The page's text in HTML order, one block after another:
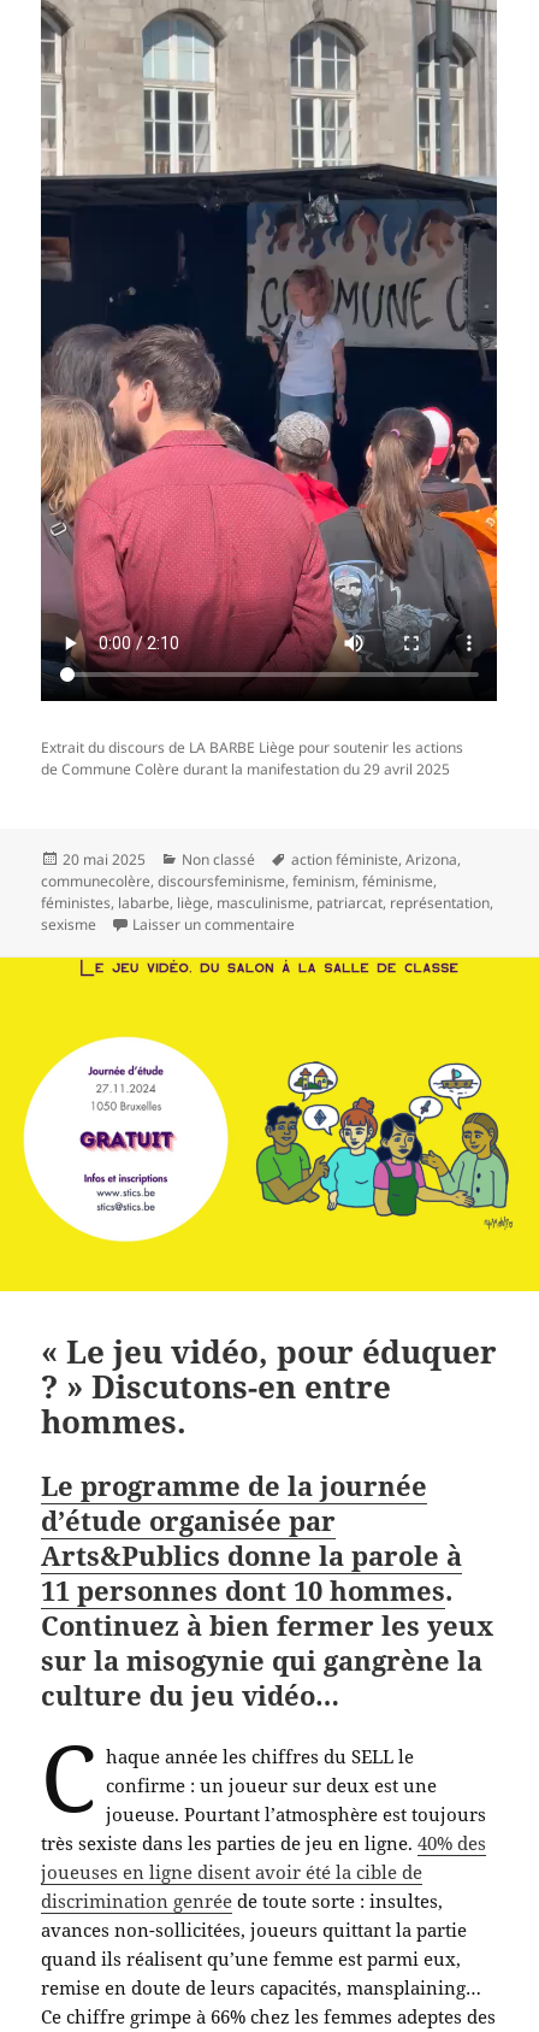
Extrait du discours de LA BARBE Liège pour soutenir les actions
de Commune Colère durant la manifestation du 29 avril 2025
20 mai 2025 Non classé action féministe,Arizona,
communecolère,discoursfeminisme,feminism,féminisme,
féministes, labarbe, liège, masculinisme, patriarcat, représentation,
sexisme
Laisser un commentaire
« Le jeu vidéo, pour éduquer
? » Discutons-en entre
hommes.
Le programme de la journée
d’étude organisée par
Arts&Publics donne la parole à
11 personnes dont 10 hommes.
Continuez à bien fermer les yeux
sur la misogynie qui gangrène la
culture du jeu vidéo…
C haque année les chiffres du SELL le
confirme : un joueur sur deux est une
joueuse. Pourtant l’atmosphère est toujours
très sexiste dans les parties de jeu en ligne.40% des
joueuses en ligne disent avoir été la cible de
discrimination genrée de toute sorte : insultes,
avances non-sollicitées, joueurs quittant la partie
quand ils réalisent qu’une femme est parmi eux,
remise en doute de leurs capacités, mansplaining…
Ce chiffre grimpe à 66% chez les femmes adeptes des